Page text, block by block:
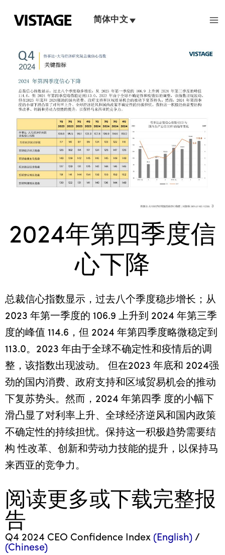
简体中文
2024年第四季度信
心下降
总裁信心指数显示，过去八个季度稳步增长；从
2023 年第一季度的 106.9 上升到 2024 年第三季
度的峰值 114.6，但 2024 年第四季度略微稳定到
113.0。2023 年由于全球不确定性和疫情后的调
整，该指数出现波动。 但在2023 年底和 2024强
劲的国内消费、政府支持和区域贸易机会的推动
下复苏势头。然而，2024 年第四季 度的小幅下
滑凸显了对利率上升、全球经济逆风和国内政策
不确定性的持续担忧。保持这一积极趋势需要结
构 性改革、创新和劳动力技能的提升，以保持马
来西亚的竞争力。
阅读更多或下载完整报
告
Q4 2024 CEO Confidence Index (English) /
(Chinese)